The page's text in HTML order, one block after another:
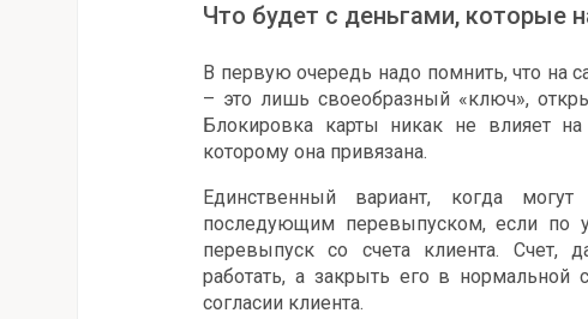
Что будет с деньгами, которые
В первую очередь надо помнить, что на
– это лишь своеобразный «ключ»,
Блокировка карты никак не влияет
которому она привязана.
Единственный вариант, когда
последующим перевыпуском, если по
перевыпуск со счета клиента. Счет,
работать, а закрыть его в нормальной
согласии клиента.